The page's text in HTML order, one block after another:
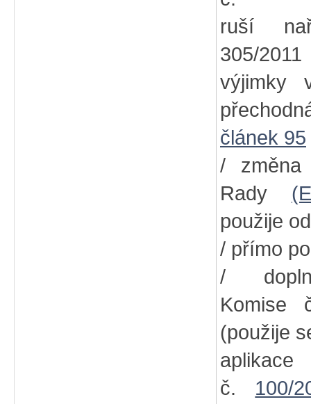
ruší
305/
článek 95
/ změna
Rady
použije
/ přímo
/
(použije
č. 100/